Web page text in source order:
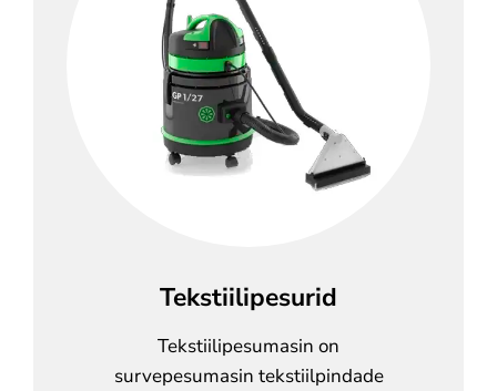
Tekstiilipesurid
Tekstiilipesumasin on
survepesumasin tekstiilpindade